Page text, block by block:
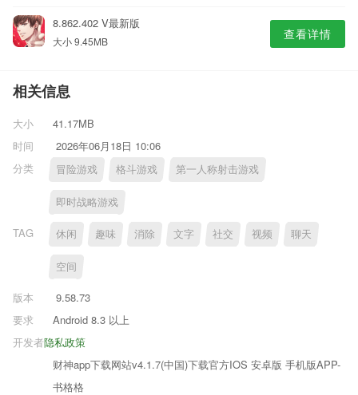
8.862.402 V最新版
大小 9.45MB 查看详情
相关信息
大小
41.17MB
时间
2026年06月18日 10:06
分类
冒险游戏 格斗游戏 第一人称射击游戏
即时战略游戏
TAG 休闲 趣味 消除 文字 社交 视频 聊天
空间
版本
9.58.73
要求
Android 8.3 以上
隐私政策
开发者
财神app下载网站v4.1.7(中国)下载官方IOS 安卓版 手机版APP-
书格格